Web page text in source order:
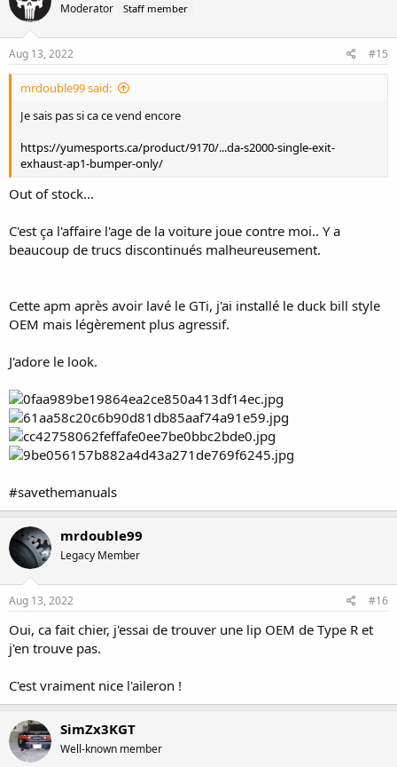
Moderator Staff member
Aug 13, 2022 #15
mrdouble99 said:
Je sais pas si ca ce vend encore
https://yumesports.ca/product/9170/...da-s2000-single-exit-
exhaust-ap1-bumper-only/
Out of stock...
C'est ça l'affaire l'age de la voiture joue contre moi.. Y a
beaucoup de trucs discontinués malheureusement.
Cette apm après avoir lavé le GTi, j'ai installé le duck bill style
OEM mais légèrement plus agressif.
J'adore le look.
#savethemanuals
mrdouble99
Legacy Member
Aug 13, 2022 #16
Oui, ca fait chier, j'essai de trouver une lip OEM de Type R et
j'en trouve pas.
C'est vraiment nice l'aileron !
SimZx3KGT
Well-known member